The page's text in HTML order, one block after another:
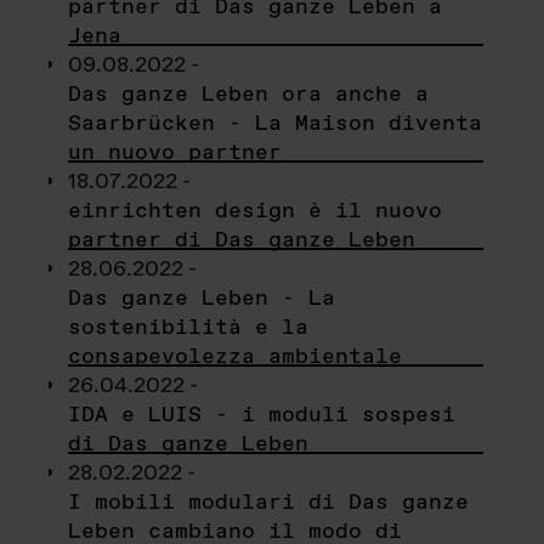
partner di Das ganze Leben a
Jena
09.08.2022 -
Das ganze Leben ora anche a
Saarbrücken - La Maison diventa
un nuovo partner
18.07.2022 -
einrichten design è il nuovo
partner di Das ganze Leben
28.06.2022 -
Das ganze Leben - La
sostenibilità e la
consapevolezza ambientale
26.04.2022 -
IDA e LUIS - i moduli sospesi
di Das ganze Leben
28.02.2022 -
I mobili modulari di Das ganze
Leben cambiano il modo di